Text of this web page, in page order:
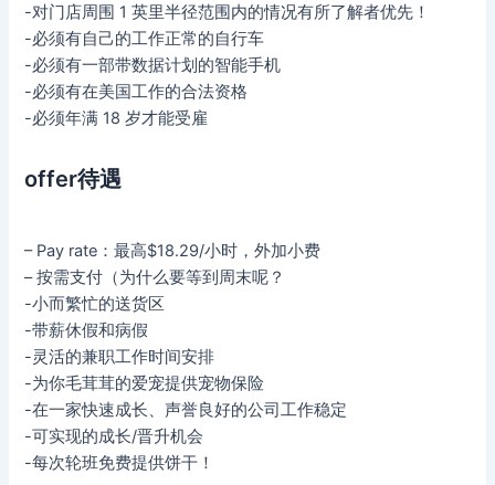
-对门店周围 1 英里半径范围内的情况有所了解者优先！
-必须有自己的工作正常的自行车
-必须有一部带数据计划的智能手机
-必须有在美国工作的合法资格
-必须年满 18 岁才能受雇
offer待遇
– Pay rate：最高$18.29/小时，外加小费
– 按需支付（为什么要等到周末呢？
-小而繁忙的送货区
-带薪休假和病假
-灵活的兼职工作时间安排
-为你毛茸茸的爱宠提供宠物保险
-在一家快速成长、声誉良好的公司工作稳定
-可实现的成长/晋升机会
-每次轮班免费提供饼干！